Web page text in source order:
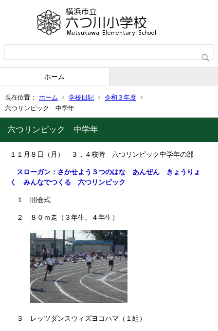
ホーム
現在位置： ホーム 学校日記
令和３年度
六つリンピック 中学年
六つリンピック 中学年
１１月８日（月） ３，４校時 六つリンピック中学年の部
スローガン：さかせよう３つのはな あんぜん きょうりょ
く みんなでつくる 六つリンピック
１ 開会式
２ ８０ｍ走（３年生、４年生）
３ レッツダンスウィズヨコハマ（１組）